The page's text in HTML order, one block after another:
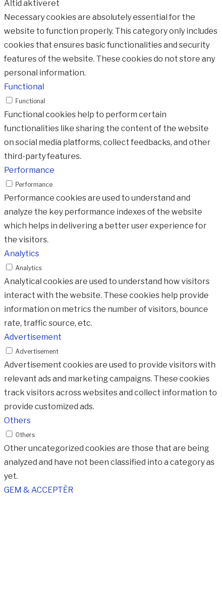
Altid aktiveret
Necessary cookies are absolutely essential for the
website to function properly. This category only includes
cookies that ensures basic functionalities and security
features of the website. These cookies do not store any
personal information.
Functional
Functional
Functional cookies help to perform certain
functionalities like sharing the content of the website
on social media platforms, collect feedbacks, and other
third-party features.
Performance
Performance
Performance cookies are used to understand and
analyze the key performance indexes of the website
which helps in delivering a better user experience for
the visitors.
Analytics
Analytics
Analytical cookies are used to understand how visitors
interact with the website. These cookies help provide
information on metrics the number of visitors, bounce
rate, traffic source, etc.
Advertisement
Advertisement
Advertisement cookies are used to provide visitors with
relevant ads and marketing campaigns. These cookies
track visitors across websites and collect information to
provide customized ads.
Others
Others
Other uncategorized cookies are those that are being
analyzed and have not been classified into a category as
yet.
GEM & ACCEPTÈR